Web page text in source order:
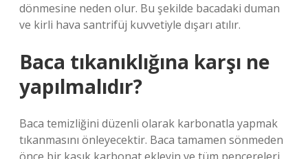
dönmesine neden olur. Bu şekilde bacadaki duman
ve kirli hava santrifüj kuvvetiyle dışarı atılır.
Baca tıkanıklığına karşı ne
yapılmalıdır?
Baca temizliğini düzenli olarak karbonatla yapmak
tıkanmasını önleyecektir. Baca tamamen sönmeden